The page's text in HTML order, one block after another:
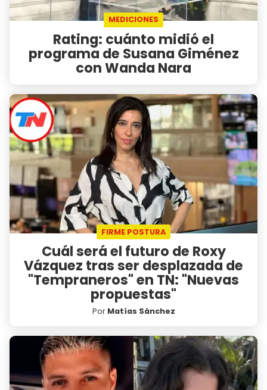
MEDICIONES
Rating: cuánto midió el
programa de Susana Giménez
con Wanda Nara
FIRME POSTURA
Cuál será el futuro de Roxy
Vázquez tras ser desplazada de
"Tempraneros" en TN: "Nuevas
propuestas"
Por Matías Sánchez